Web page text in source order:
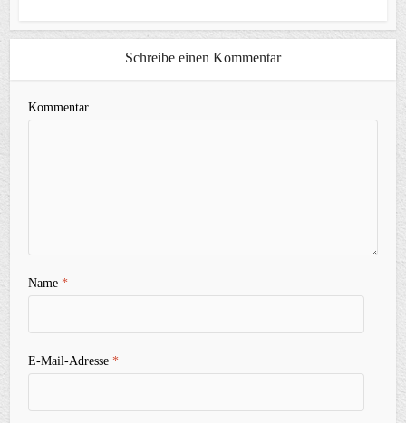
Schreibe einen Kommentar
Kommentar
Name*
E-Mail-Adresse*